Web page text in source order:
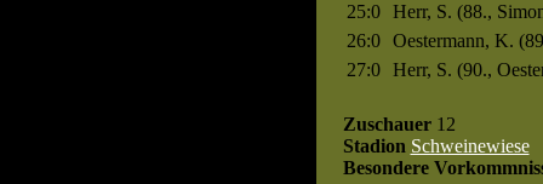
25:0
Herr, S. (88.,
26:0
Oestermann, K.
27:0
Herr, S. (90.,
Zuschauer12
Stadion Schweinewiese
Besondere